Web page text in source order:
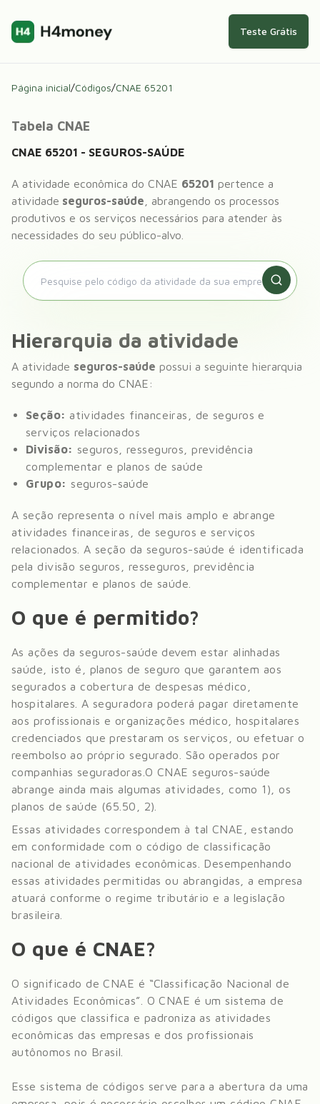
Teste Grátis
Página inicial/Códigos/CNAE 65201
Tabela CNAE
CNAE 65201 - SEGUROS-SAÚDE
A atividade econômica do CNAE 65201 pertence a
atividade seguros-saúde , abrangendo os processos
produtivos e os serviços necessários para atender às
necessidades do seu público-alvo.
Hierarquia da atividade
A atividade seguros-saúde possui a seguinte hierarquia
segundo a norma do CNAE:
Seção: atividades financeiras, de seguros e
serviços relacionados
Divisão: seguros, resseguros, previdência
complementar e planos de saúde
Grupo: seguros-saúde
A seção representa o nível mais amplo e abrange
atividades financeiras, de seguros e serviços
relacionados . A seção da seguros-saúde é identificada
pela divisão seguros, resseguros, previdência
complementar e planos de saúde
O que é permitido?
As ações da seguros-saúde devem estar alinhadas
saúde, isto é, planos de seguro que garantem aos
segurados a cobertura de despesas médico,
hospitalares. A seguradora poderá pagar diretamente
aos profissionais e organizações médico, hospitalares
credenciados que prestaram os serviços, ou efetuar o
reembolso ao próprio segurado. São operados por
companhias seguradoras. O CNAE seguros-saúde
abrange ainda mais algumas atividades, como 1), os
planos de saúde (65.50, 2)
Essas atividades correspondem à tal CNAE, estando
em conformidade com o código de classificação
nacional de atividades econômicas. Desempenhando
essas atividades permitidas ou abrangidas, a empresa
atuará conforme o regime tributário e a legislação
brasileira.
O que é CNAE?
O significado de CNAE é “Classificação Nacional de
Atividades Econômicas”. O CNAE é um sistema de
códigos que classifica e padroniza as atividades
econômicas das empresas e dos profissionais
autônomos no Brasil.
Esse sistema de códigos serve para a abertura da uma